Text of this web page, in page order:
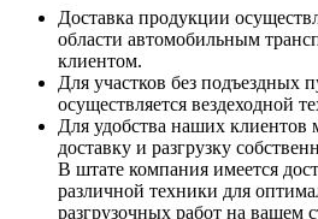
Доставка продукции
области автомобильным
клиентом.
Для участков без подъездных
осуществляется вездеходной
Для удобства наших клиентов
доставку и разгрузку
В штате компания имеется
различной техники для
разгрузочных работ на вашем